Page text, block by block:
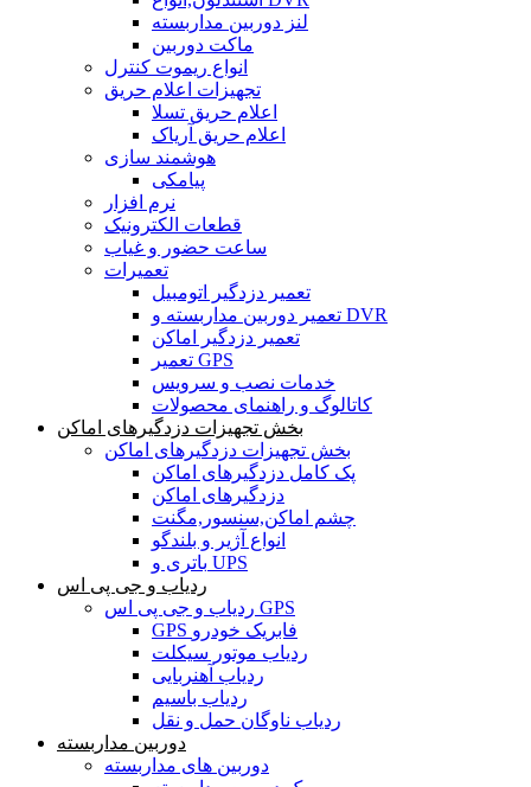
لنز دوربین مداربسته
ماکت دوربین
انواع ریموت کنترل
تجهیزات اعلام حریق
اعلام حریق تسلا
اعلام حریق آریاک
هوشمند سازی
پیامکی
نرم افزار
قطعات الکترونیک
ساعت حضور و غیاب
تعمیرات
تعمیر دزدگیر اتومبیل
تعمیر دوربین مداربسته و DVR
تعمیر دزدگیر اماکن
تعمیر GPS
خدمات نصب و سرویس
کاتالوگ و راهنمای محصولات
بخش تجهیزات دزدگیرهای اماکن
بخش تجهیزات دزدگیرهای اماکن
پک کامل دزدگیرهای اماکن
دزدگیرهای اماکن
چشم اماکن,سنسور,مگنت
انواع آژیر و بلندگو
باتری و UPS
ردیاب و جی پی اس
ردیاب و جی پی اس GPS
GPS فابریک خودرو
ردیاب موتور سیکلت
ردیاب آهنربایی
ردیاب باسیم
ردیاب ناوگان حمل و نقل
دوربین مداربسته
دوربین های مداربسته